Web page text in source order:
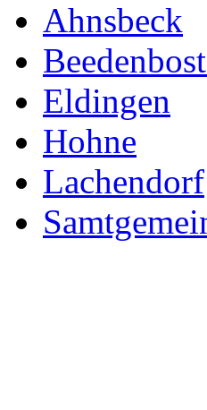
Ahnsbeck
Eldingen
Hohne
Lachendorf